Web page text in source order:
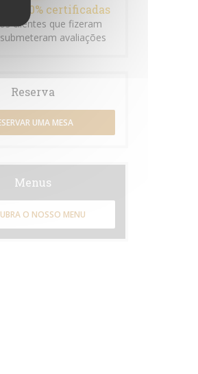
100% certificadas
clientes que fizeram
avaliações
Reserva
UMA MESA
Menus
O NOSSO MENU